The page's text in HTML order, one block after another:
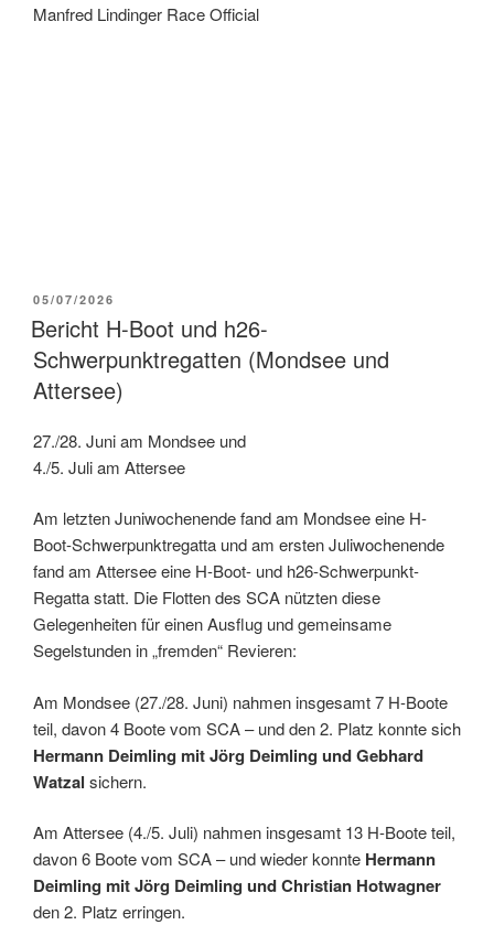
Manfred Lindinger Race Official
VERÖFFENTLICHT
AM
05/07/2026
Bericht H-Boot und h26-
Schwerpunktregatten (Mondsee und
Attersee)
27./28. Juni am Mondsee und
4./5. Juli am Attersee
Am letzten Juniwochenende fand am Mondsee eine H-
Boot-Schwerpunktregatta und am ersten Juliwochenende
fand am Attersee eine H-Boot- und h26-Schwerpunkt-
Regatta statt. Die Flotten des SCA nützten diese
Gelegenheiten für einen Ausflug und gemeinsame
Segelstunden in „fremden“ Revieren:
Am Mondsee (27./28. Juni) nahmen insgesamt 7 H-Boote
teil, davon 4 Boote vom SCA – und den 2. Platz konnte sich
Hermann Deimling mit Jörg Deimling und Gebhard
Watzal sichern.
Am Attersee (4./5. Juli) nahmen insgesamt 13 H-Boote teil,
davon 6 Boote vom SCA – und wieder konnte Hermann
Deimling mit Jörg Deimling und Christian Hotwagner
den 2. Platz erringen.